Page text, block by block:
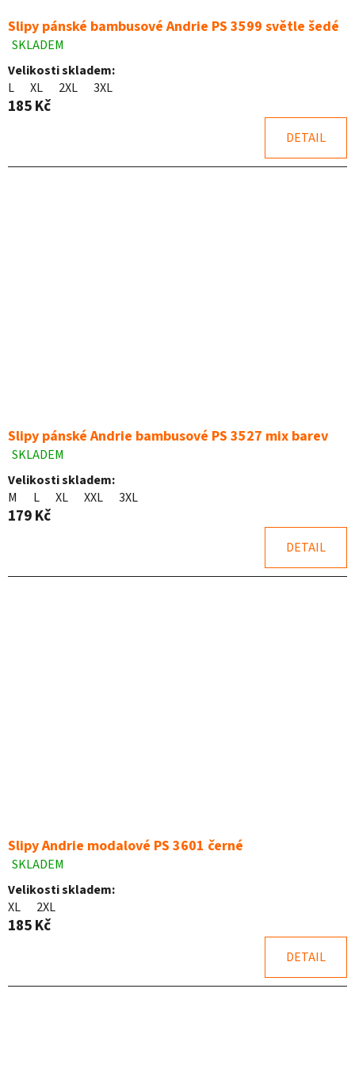
Slipy pánské bambusové Andrie PS 3599 světle šedé
Průměrné
hodnocení
produktu
je
5,0
hvězdiček.
SKLADEM
Velikosti skladem:
L
XL 2XL 3XL
185 Kč
DETAIL
Slipy pánské Andrie bambusové PS 3527 mix barev
Průměrné
hodnocení
produktu
je
5,0
hvězdiček.
SKLADEM
Velikosti skladem:
M
L XL XXL 3XL
179 Kč
DETAIL
Slipy Andrie modalové PS 3601 černé
Průměrné
hodnocení
produktu
je
5,0
hvězdiček.
SKLADEM
Velikosti skladem:
XL
2XL
185 Kč
DETAIL